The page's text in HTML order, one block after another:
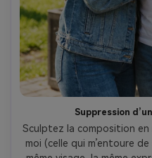
Suppression
Sculptez la composition
moi (celle qui m’entoure